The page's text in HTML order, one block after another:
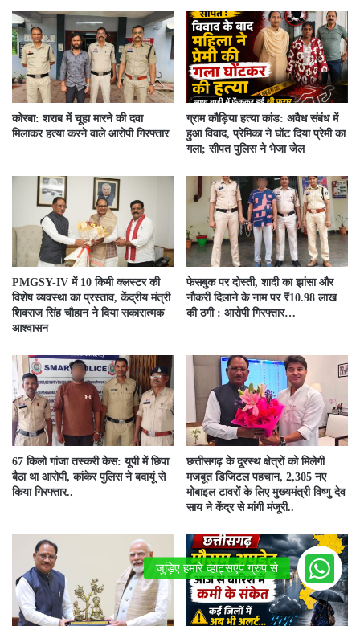
कोरबा: शराब में चूहा मारने की दवा
मिलाकर हत्या करने वाले आरोपी गिरफ्तार
ग्राम कौड़िया हत्या कांड: अवैध संबंध में
हुआ विवाद, प्रेमिका ने घोंट दिया प्रेमी का
गला; सीपत पुलिस ने भेजा जेल
PMGSY-IV में 10 किमी क्लस्टर की
विशेष व्यवस्था का प्रस्ताव, केंद्रीय मंत्री
शिवराज सिंह चौहान ने दिया सकारात्मक
आश्वासन
फेसबुक पर दोस्ती, शादी का झांसा और
नौकरी दिलाने के नाम पर ₹10.98 लाख
की ठगी : आरोपी गिरफ्तार…
67 किलो गांजा तस्करी केस: यूपी में छिपा
बैठा था आरोपी, कांकेर पुलिस ने बदायूं से
किया गिरफ्तार..
छत्तीसगढ़ के दूरस्थ क्षेत्रों को मिलेगी
मजबूत डिजिटल पहचान, 2,305 नए
मोबाइल टावरों के लिए मुख्यमंत्री विष्णु देव
साय ने केंद्र से मांगी मंजूरी..